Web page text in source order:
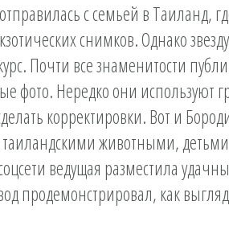
с семьей в Таиланд,
снимков. Однако
Почти все знаменитости
фото. Нередко они используют
корректировки. Вот и
таиландскими животными,
ведущая разместила
продемонстрировал, как